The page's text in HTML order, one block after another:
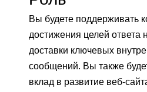
Вы будете поддерживать
достижения целей ответа
доставки ключевых
сообщений. Вы также
вклад в развитие веб-